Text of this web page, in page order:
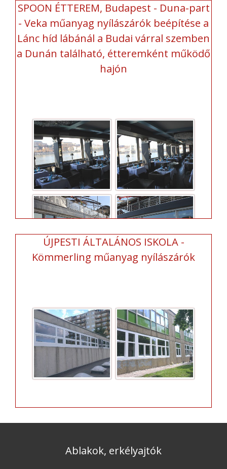
SPOON ÉTTEREM, Budapest - Duna-part
- Veka műanyag nyílászárók beépítése a
Lánc híd lábánál a Budai várral szemben
a Dunán található, étteremként működő
hajón
ÚJPESTI ÁLTALÁNOS ISKOLA -
Kömmerling műanyag nyílászárók
Ablakok, erkélyajtók